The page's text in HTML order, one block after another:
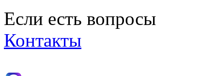
Если есть вопросы
Контакты